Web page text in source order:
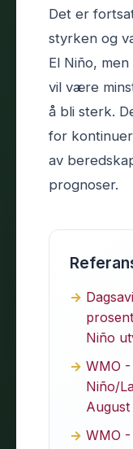
Det er
styrken og
El Niño,
vil være
å bli sterk.
for
av
prognoser.
Niño
WMO
Niño/
WMO